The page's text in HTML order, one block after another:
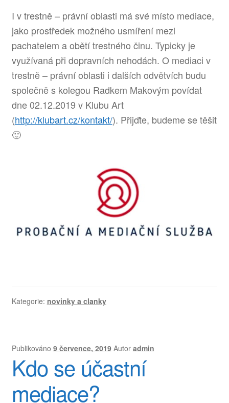
I v trestně – právní oblasti má své místo mediace,
jako prostředek možného usmíření mezi
pachatelem a obětí trestného činu. Typicky je
využívaná při dopravních nehodách. O mediaci v
trestně – právní oblasti i dalších odvětvích budu
společně s kolegou Radkem Makovým povídat
dne 02.12.2019 v Klubu Art
(http://klubart.cz/kontakt/). Přijďte, budeme se těšit
🙂
Kategorie: novinky a clanky
Publikováno 9 července, 2019 Autor admin
Kdo se účastní
mediace?